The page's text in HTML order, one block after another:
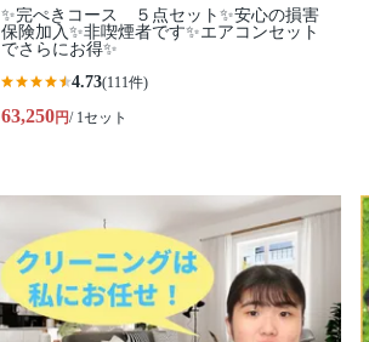
✨完ぺきコース ５点セット✨安心の損害
保険加入✨非喫煙者です✨エアコンセット
でさらにお得✨
4.73(111件)
63,250円/ 1セット